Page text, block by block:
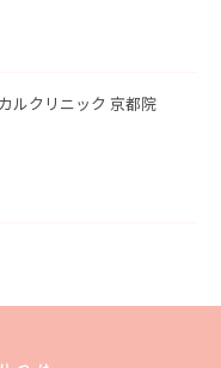
ルクリニック 京都院